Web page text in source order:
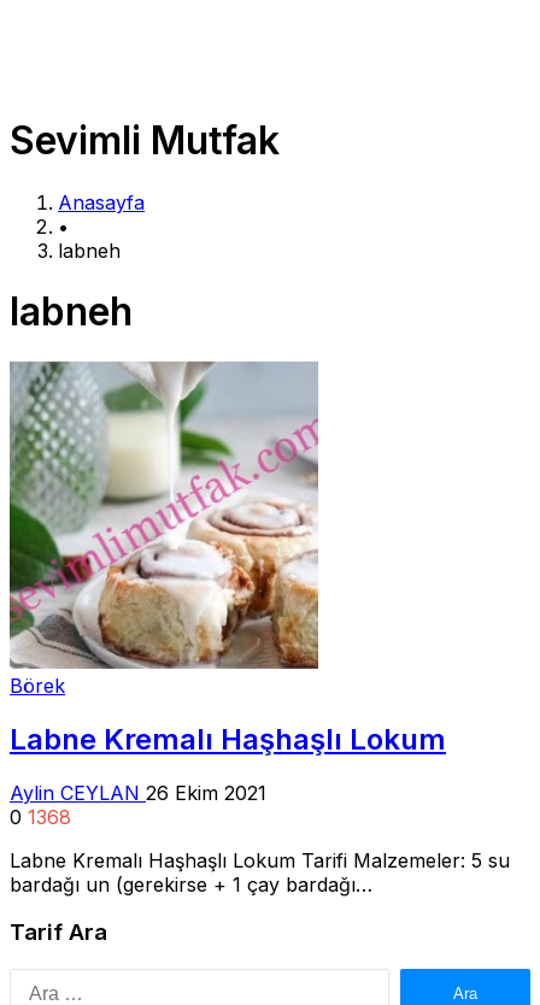
Sevimli Mutfak
Anasayfa
•
labneh
labneh
Börek
Labne Kremalı Haşhaşlı Lokum
Aylin CEYLAN 26 Ekim 2021
0 1368
Labne Kremalı Haşhaşlı Lokum Tarifi Malzemeler: 5 su
bardağı un (gerekirse + 1 çay bardağı…
Tarif Ara